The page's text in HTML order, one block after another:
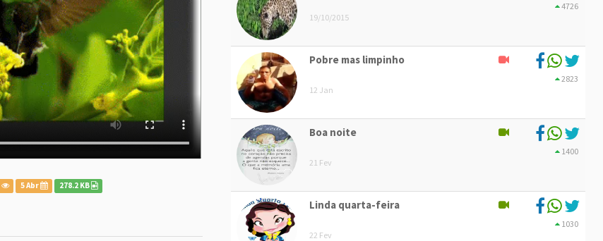
5 Abr 278.2 KB
19/10/2015
4726
Pobre mas limpinho
12 Jan
2823
Boa noite
21 Fev
1400
Linda quarta-feira
22 Fev
1030